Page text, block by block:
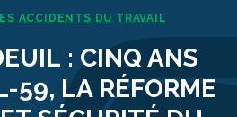
ACCIDENTS DU TRAVAIL
: CINQ ANS
59, LA RÉFORME